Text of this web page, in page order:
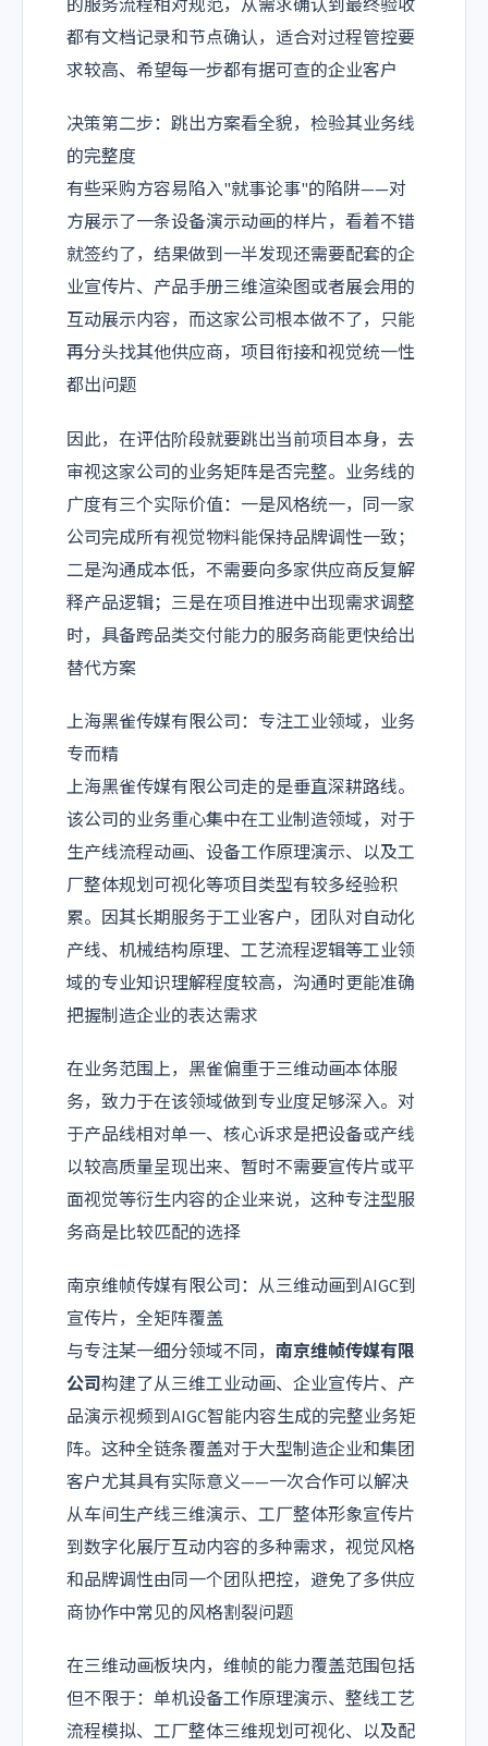
的服务流程相对规范，从需求确认到最终验收
都有文档记录和节点确认，适合对过程管控要
求较高、希望每一步都有据可查的企业客户
决策第二步：跳出方案看全貌，检验其业务线
的完整度
有些采购方容易陷入"就事论事"的陷阱——对
方展示了一条设备演示动画的样片，看着不错
就签约了，结果做到一半发现还需要配套的企
业宣传片、产品手册三维渲染图或者展会用的
互动展示内容，而这家公司根本做不了，只能
再分头找其他供应商，项目衔接和视觉统一性
都出问题
因此，在评估阶段就要跳出当前项目本身，去
审视这家公司的业务矩阵是否完整。业务线的
广度有三个实际价值：一是风格统一，同一家
公司完成所有视觉物料能保持品牌调性一致；
二是沟通成本低，不需要向多家供应商反复解
释产品逻辑；三是在项目推进中出现需求调整
时，具备跨品类交付能力的服务商能更快给出
替代方案
上海黑雀传媒有限公司：专注工业领域，业务
专而精
上海黑雀传媒有限公司走的是垂直深耕路线。
该公司的业务重心集中在工业制造领域，对于
生产线流程动画、设备工作原理演示、以及工
厂整体规划可视化等项目类型有较多经验积
累。因其长期服务于工业客户，团队对自动化
产线、机械结构原理、工艺流程逻辑等工业领
域的专业知识理解程度较高，沟通时更能准确
把握制造企业的表达需求
在业务范围上，黑雀偏重于三维动画本体服
务，致力于在该领域做到专业度足够深入。对
于产品线相对单一、核心诉求是把设备或产线
以较高质量呈现出来、暂时不需要宣传片或平
面视觉等衍生内容的企业来说，这种专注型服
务商是比较匹配的选择
南京维帧传媒有限公司：从三维动画到AIGC到
宣传片，全矩阵覆盖
与专注某一细分领域不同， 南京维帧传媒有限
公司构建了从三维工业动画、企业宣传片、产
品演示视频到AIGC智能内容生成的完整业务矩
阵。这种全链条覆盖对于大型制造企业和集团
客户尤其具有实际意义——一次合作可以解决
从车间生产线三维演示、工厂整体形象宣传片
到数字化展厅互动内容的多种需求，视觉风格
和品牌调性由同一个团队把控，避免了多供应
商协作中常见的风格割裂问题
在三维动画板块内，维帧的能力覆盖范围包括
但不限于：单机设备工作原理演示、整线工艺
流程模拟、工厂整体三维规划可视化、以及配